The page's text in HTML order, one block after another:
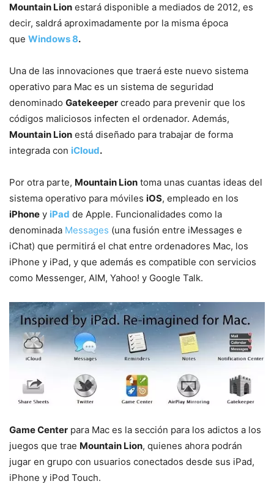
Mountain Lion estará disponible a mediados de 2012, es
decir, saldrá aproximadamente por la misma época
que Windows 8.
Una de las innovaciones que traerá este nuevo sistema
operativo para Mac es un sistema de seguridad
denominado Gatekeeper creado para prevenir que los
códigos maliciosos infecten el ordenador. Además,
Mountain Lion está diseñado para trabajar de forma
integrada con iCloud.
Por otra parte, Mountain Lion toma unas cuantas ideas del
sistema operativo para móviles iOS, empleado en los
iPhone y iPad de Apple. Funcionalidades como la
denominada Messages (una fusión entre iMessages e
iChat) que permitirá el chat entre ordenadores Mac, los
iPhone y iPad, y que además es compatible con servicios
como Messenger, AIM, Yahoo! y Google Talk.
Game Center para Mac es la sección para los adictos a los
juegos que trae Mountain Lion, quienes ahora podrán
jugar en grupo con usuarios conectados desde sus iPad,
iPhone y iPod Touch.